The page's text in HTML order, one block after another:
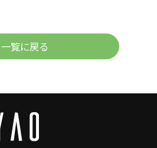
一覧に戻る